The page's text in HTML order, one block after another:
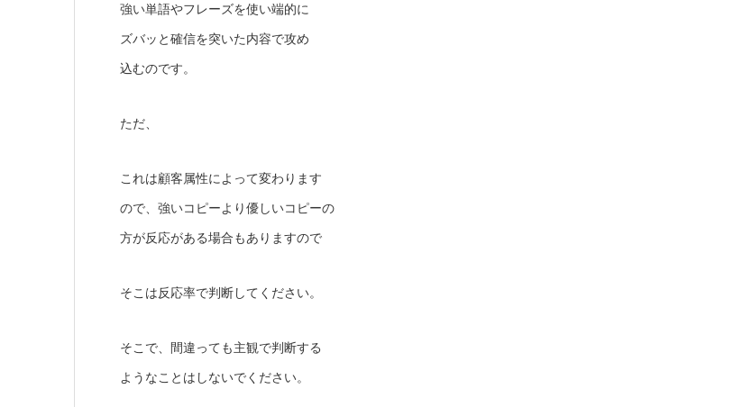
強い単語やフレーズを使い端的に
ズバッと確信を突いた内容で攻め
込むのです。
ただ、
これは顧客属性によって変わります
ので、強いコピーより優しいコピーの
方が反応がある場合もありますので
そこは反応率で判断してください。
そこで、間違っても主観で判断する
ようなことはしないでください。